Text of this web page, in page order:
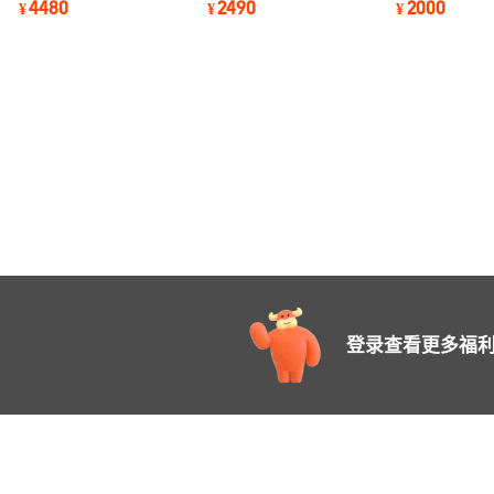
设备
¥4480
配罐
¥2490
度可调
¥2000
登录查看更多福